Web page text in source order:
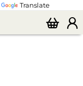
Translate